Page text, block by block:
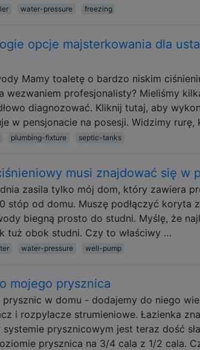
water-pressure freezing
opcje majsterkowania dla
Mamy toaletę o bardzo niskim
wezwaniem profesjonalisty? Mieliśmy
diagnozować. Kliknij tutaj, aby
w pensjonacie na posesji. Widzimy
plumbing-fixture septic-tanks
musi znajdować się w
zasila tylko mój dom, który zawiera
stóp od domu. Muszę podłączyć koryta
biegną prosto do studni. Myślę, że
tuż obok studni. Czy to właściwy …
water-pressure well-pump
mojego prysznica
w domu - dodajemy do niego
i rozpylacze strumieniowe. Łazienka
prysznicowym jest teraz dość
prysznica na 3/4 cala z 1/2 cala.